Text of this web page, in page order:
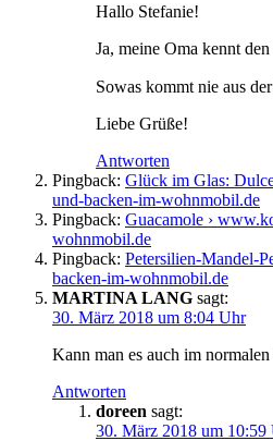
Hallo Stefanie!
Ja, meine Oma kennt
Sowas kommt nie aus
Liebe Grüße!
Antworten
Pingback: Glück im Glas:
und-backen-im-wohnmobil.de
Pingback: Guacamole ›
wohnmobil.de
Pingback: Petersilien-Mandel-
backen-im-wohnmobil.de
MARTINA LANG sagt:
30. März 2018 um 8:04 Uhr
Kann man es auch im
Antworten
doreen sagt:
30. März 2018 um 10:59